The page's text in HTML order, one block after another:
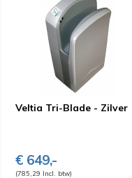
Veltia Tri-Blade - Zilver
€ 649,-
(785,29 Incl. btw)